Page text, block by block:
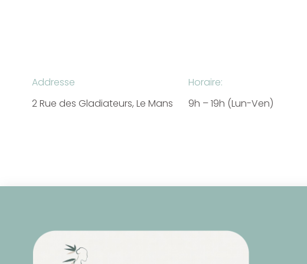
Addresse
2 Rue des Gladiateurs, Le Mans
Horaire:
9h – 19h (Lun-Ven)